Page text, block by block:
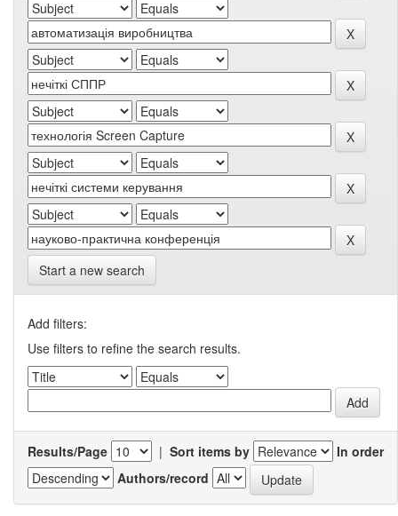
Start a new search
Add filters:
Use filters to refine the search results.
Results/Page | Sort items by
In order
Authors/record